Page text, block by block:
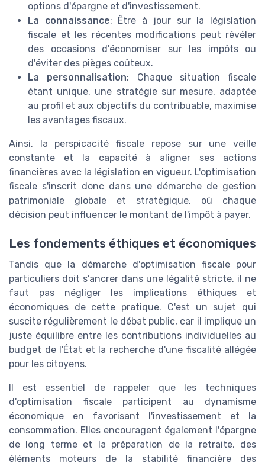
options d'épargne et d'investissement.
La connaissance: Être à jour sur la législation
fiscale et les récentes modifications peut révéler
des occasions d'économiser sur les impôts ou
d'éviter des pièges coûteux.
La personnalisation: Chaque situation fiscale
étant unique, une stratégie sur mesure, adaptée
au profil et aux objectifs du contribuable, maximise
les avantages fiscaux.
Ainsi, la perspicacité fiscale repose sur une veille
constante et la capacité à aligner ses actions
financières avec la législation en vigueur. L'optimisation
fiscale s'inscrit donc dans une démarche de gestion
patrimoniale globale et stratégique, où chaque
décision peut influencer le montant de l'impôt à payer.
Les fondements éthiques et économiques
Tandis que la démarche d'optimisation fiscale pour
particuliers doit s’ancrer dans une légalité stricte, il ne
faut pas négliger les implications éthiques et
économiques de cette pratique. C'est un sujet qui
suscite régulièrement le débat public, car il implique un
juste équilibre entre les contributions individuelles au
budget de l'État et la recherche d'une fiscalité allégée
pour les citoyens.
Il est essentiel de rappeler que les techniques
d'optimisation fiscale participent au dynamisme
économique en favorisant l'investissement et la
consommation. Elles encouragent également l'épargne
de long terme et la préparation de la retraite, des
éléments moteurs de la stabilité financière des